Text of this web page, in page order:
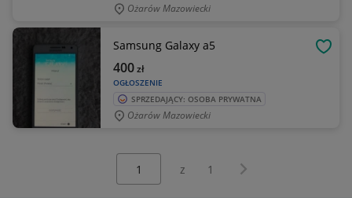
Ożarów Mazowiecki
Samsung Galaxy a5
OGŁOSZENIE
400zł
SPRZEDAJĄCY: OSOBA PRYWATNA
Ożarów Mazowiecki
z 1 Następna strona